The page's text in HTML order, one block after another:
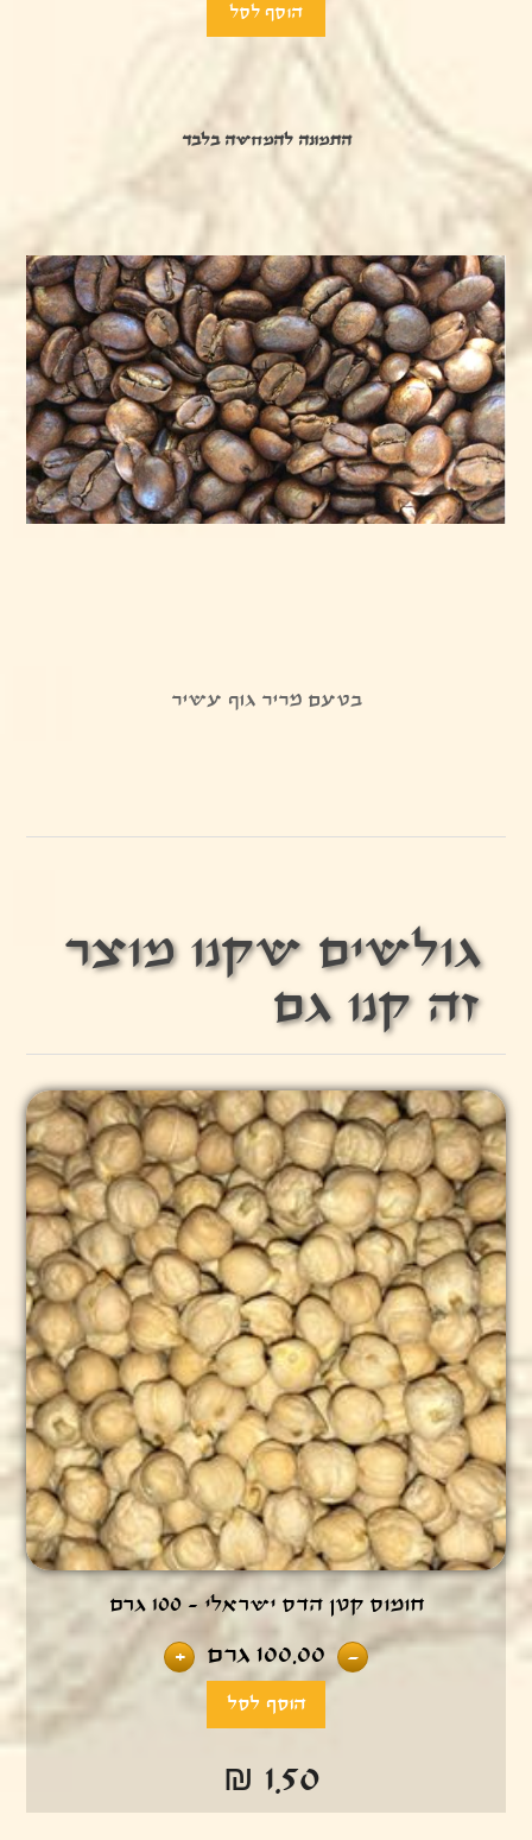
התמונה להמחשה בלבד
בטעם מריר גוף עשיר
גולשים שקנו מוצר
זה קנו גם
חומוס קטן הדס ישראלי - 100 גרם
-
100.00 גרם +
₪ 1.50